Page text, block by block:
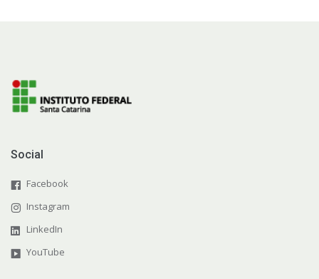
Social
Facebook
Instagram
LinkedIn
YouTube